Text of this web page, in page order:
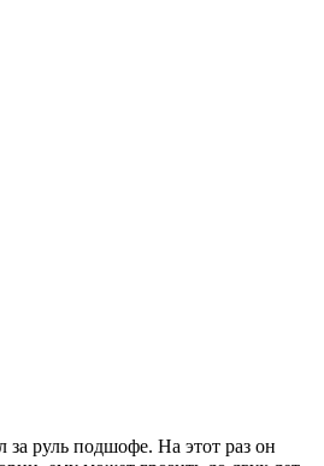
руль подшофе. На этот раз он